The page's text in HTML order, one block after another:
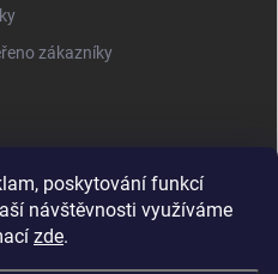
poskytování funkcí
návštěvnosti využíváme
zde.
zákazníky